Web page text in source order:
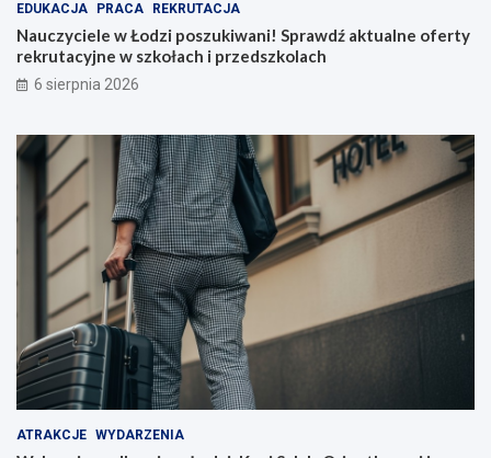
EDUKACJA PRACA REKRUTACJA
Nauczyciele w Łodzi poszukiwani! Sprawdź aktualne oferty
rekrutacyjne w szkołach i przedszkolach
6 sierpnia 2026
ATRAKCJE WYDARZENIA